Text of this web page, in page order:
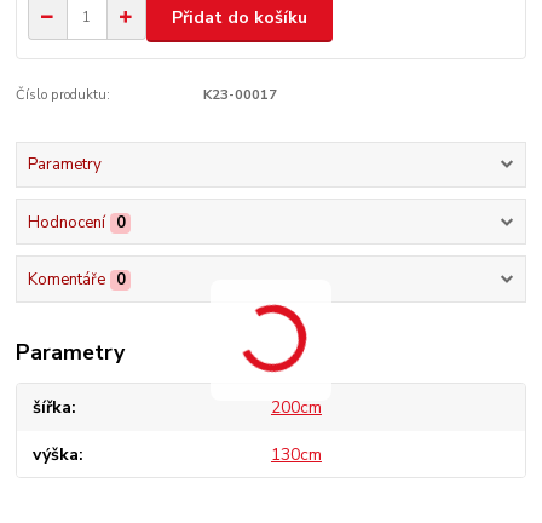
Přidat do košíku
Číslo produktu: K23-00017
Parametry
Hodnocení 0
Komentáře 0
Parametry
šířka 200cm
výška 130cm